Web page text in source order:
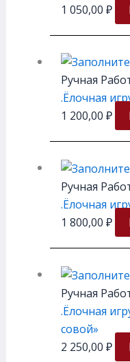
1 050,00 ₽
Ручная
.Ёлочная
1 200,00 ₽
Ручная
.Ёлочная
1 800,00 ₽
Ручная
.Ёлочная
совой»
2 250,00 ₽